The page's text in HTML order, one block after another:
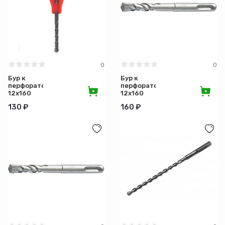
0
Бур к
перфоратору
12х160
130 ₽
0
Бур к
перфоратору
12х160
160 ₽